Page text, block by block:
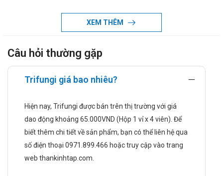
Chỉ định của Trifungi
nhiễm nấm sau đây ở bệnh nhân bị suy giảm miễn dịch và
không bị suy giảm miễn dịch:
Blastomycosis, phổi và ngoài phổi
hang mãn tính và bệnh nấm Histoplasmosis lan tỏa,
không ở màng não, và
Aspergillosis, phổi và ngoài phổi, ở những bệnh nhân
không dung nạp hoặc kháng với liệu pháp amphotericin
B.
XEM THÊM
Câu hỏi thường gặp
Trifungi giá bao nhiêu?
Hiện nay, Trifungi được bán trên thị trường với giá
dao động khoảng 65.000VND (Hộp 1 vỉ x 4 viên). Để
biết thêm chi tiết về sản phẩm, bạn có thể liên hệ qua
số điện thoại 0971.899.466 hoặc truy cập vào trang
web thankinhtap.com.